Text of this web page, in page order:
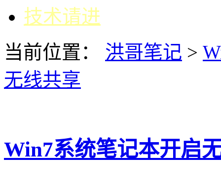
技术请进
当前位置：
洪哥笔记 >
无线共享
Win7系统笔记本开启